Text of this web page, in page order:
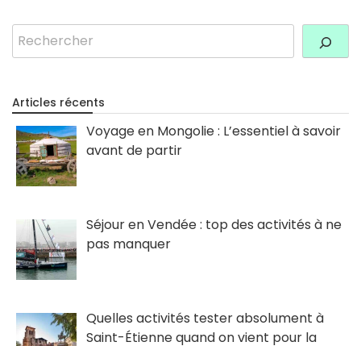
Rechercher
Articles récents
Voyage en Mongolie : L’essentiel à savoir
avant de partir
Séjour en Vendée : top des activités à ne
pas manquer
Quelles activités tester absolument à
Saint-Étienne quand on vient pour la